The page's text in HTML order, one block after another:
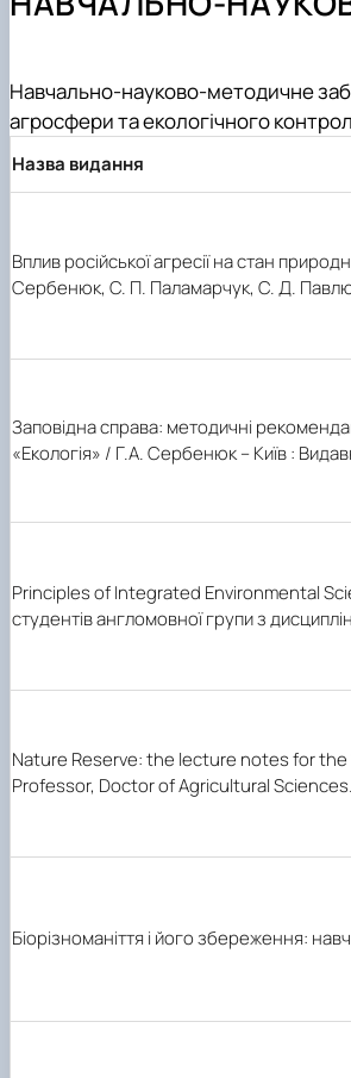
Співпраця
Майстеркласи для школярів
Доктор філософії (PhD)
Конференції
Навчально-науково-методичне
агросфери та екологічного
Назва видання
Вплив російської агресії на стан
Сербенюк, С. П. Паламарчук, С. Д.
Заповідна справа: методичні
«Екологія» / Г.А. Сербенюк – Київ :
Principles of Integrated Environmental
студентів англомовної групи з
Nature Reserve: the lecture notes for
Professor, Doctor of Agricultural
Біорізноманіття і його збереження: